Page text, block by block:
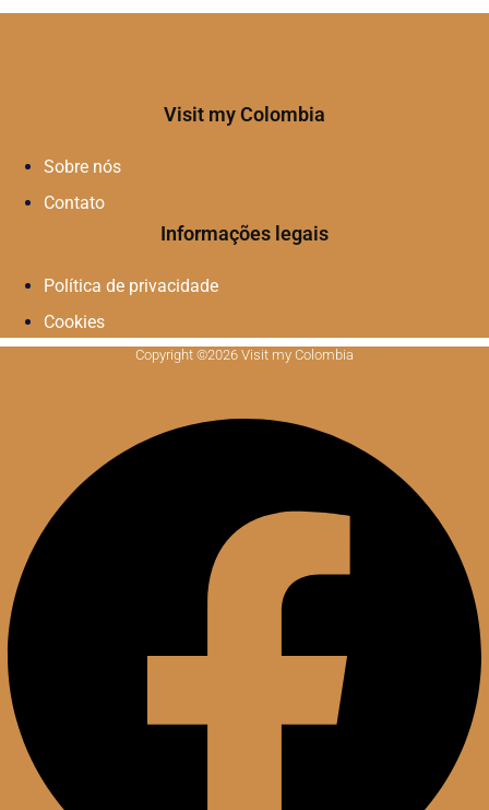
Visit my Colombia
Sobre nós
Contato
Informações legais
Política de privacidade
Cookies
Copyright ©2026 Visit my Colombia